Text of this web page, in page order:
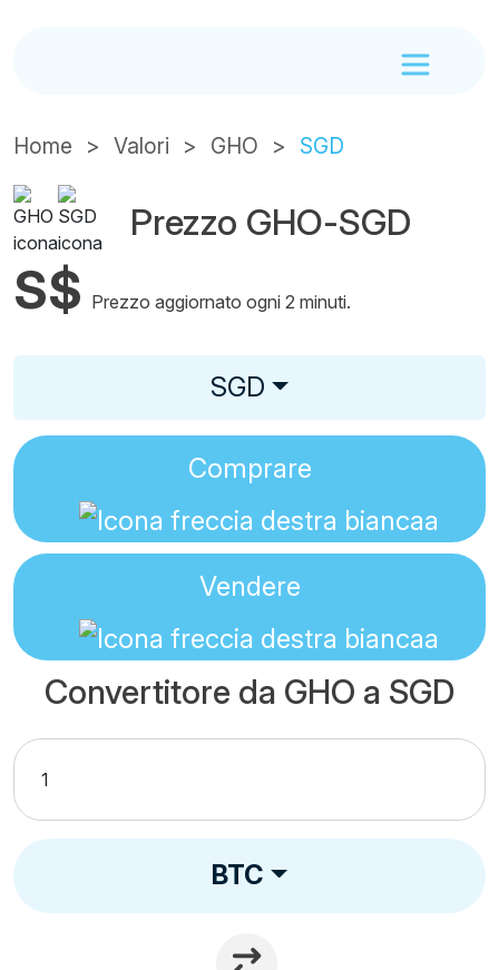
Home Valori GHO SGD
Prezzo GHO-SGD
S$ Prezzo aggiornato ogni 2 minuti.
SGD
Comprare
Vendere
Convertitore da GHO a SGD
BTC